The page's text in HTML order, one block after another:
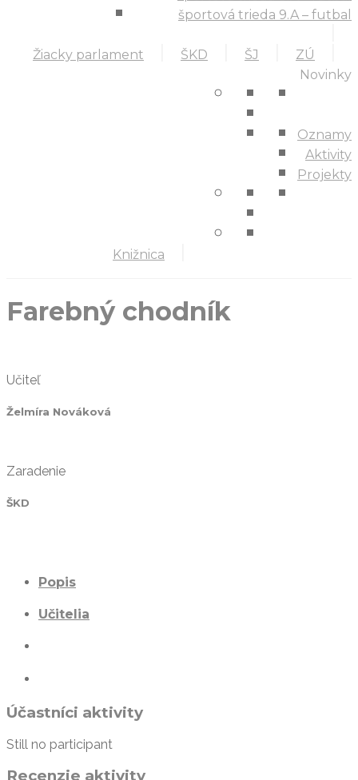
športová trieda 9.A – futbal
Žiacky parlament ŠKD ŠJ ZÚ
Knižnica
Novinky
Oznamy
Aktivity
Projekty
Farebný chodník
Učiteľ
Želmíra Nováková
Zaradenie
ŠKD
Popis
Učitelia
Účastníci aktivity
Still no participant
Recenzie aktivity